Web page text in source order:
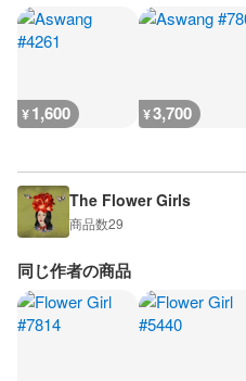
¥1,600 ¥3,700
The Flower Girls
商品数29
同じ作者の商品